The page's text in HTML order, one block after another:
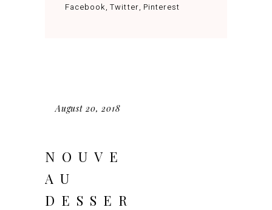
Facebook Twitter Pinterest
August 20, 2018
NOUVE
AU
DESSER